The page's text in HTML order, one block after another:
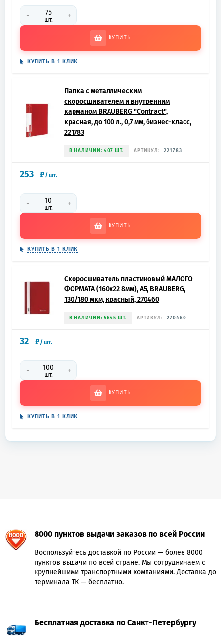
- шт. +
КУПИТЬ
КУПИТЬ В 1 КЛИК
Папка с металлическим
скоросшивателем и внутренним
карманом BRAUBERG "Contract",
красная, до 100 л., 0,7 мм, бизнес-класс,
221783
В НАЛИЧИИ: 407 ШТ. АРТИКУЛ: 221783
253 ₽/шт.
- шт. +
КУПИТЬ
КУПИТЬ В 1 КЛИК
Скоросшиватель пластиковый МАЛОГО
ФОРМАТА (160х22 8мм), А5, BRAUBERG,
130/180 мкм, красный, 270460
В НАЛИЧИИ: 5645 ШТ. АРТИКУЛ: 270460
32 ₽/шт.
- шт. +
КУПИТЬ
КУПИТЬ В 1 КЛИК
8000 пунктов выдачи заказов по всей России
Воспользуйтесь доставкой по России — более 8000
пунктов выдачи по всей стране. Мы сотрудничаем с
крупнейшими транспортными компаниями. Доставка до
терминала ТК — бесплатно.
Бесплатная доставка по Санкт-Петербургу